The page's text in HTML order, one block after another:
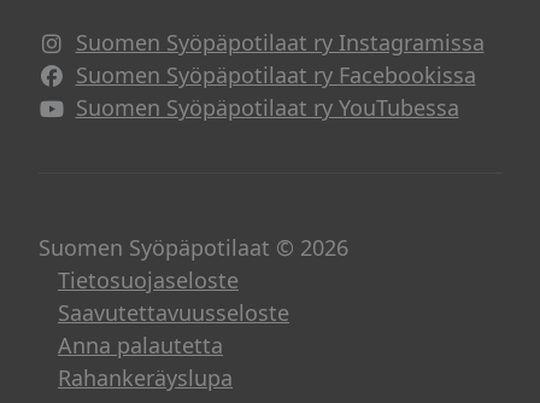
Suomen Syöpäpotilaat ry Instagramissa
Suomen Syöpäpotilaat ry Facebookissa
Suomen Syöpäpotilaat ry YouTubessa
Suomen Syöpäpotilaat © 2026
Tietosuojaseloste
Saavutettavuusseloste
Anna palautetta
Rahankeräyslupa